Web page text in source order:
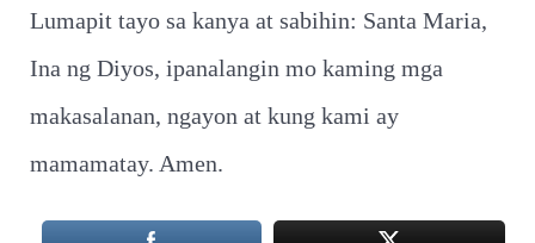
Lumapit tayo sa kanya at sabihin: Santa Maria,
Ina ng Diyos, ipanalangin mo kaming mga
makasalanan, ngayon at kung kami ay
mamamatay. Amen.